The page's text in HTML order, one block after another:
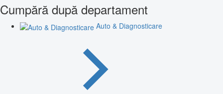
Cumpără după departament
Auto & Diagnosticare